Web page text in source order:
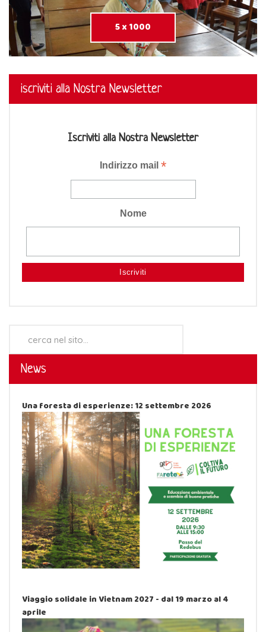
5 x 1000
iscriviti alla Nostra Newsletter
Iscriviti alla Nostra Newsletter
Indirizzo mail *
Nome
News
Una foresta di esperienze: 12 settembre 2026
Viaggio solidale in Vietnam 2027 - dal 19 marzo al 4
aprile